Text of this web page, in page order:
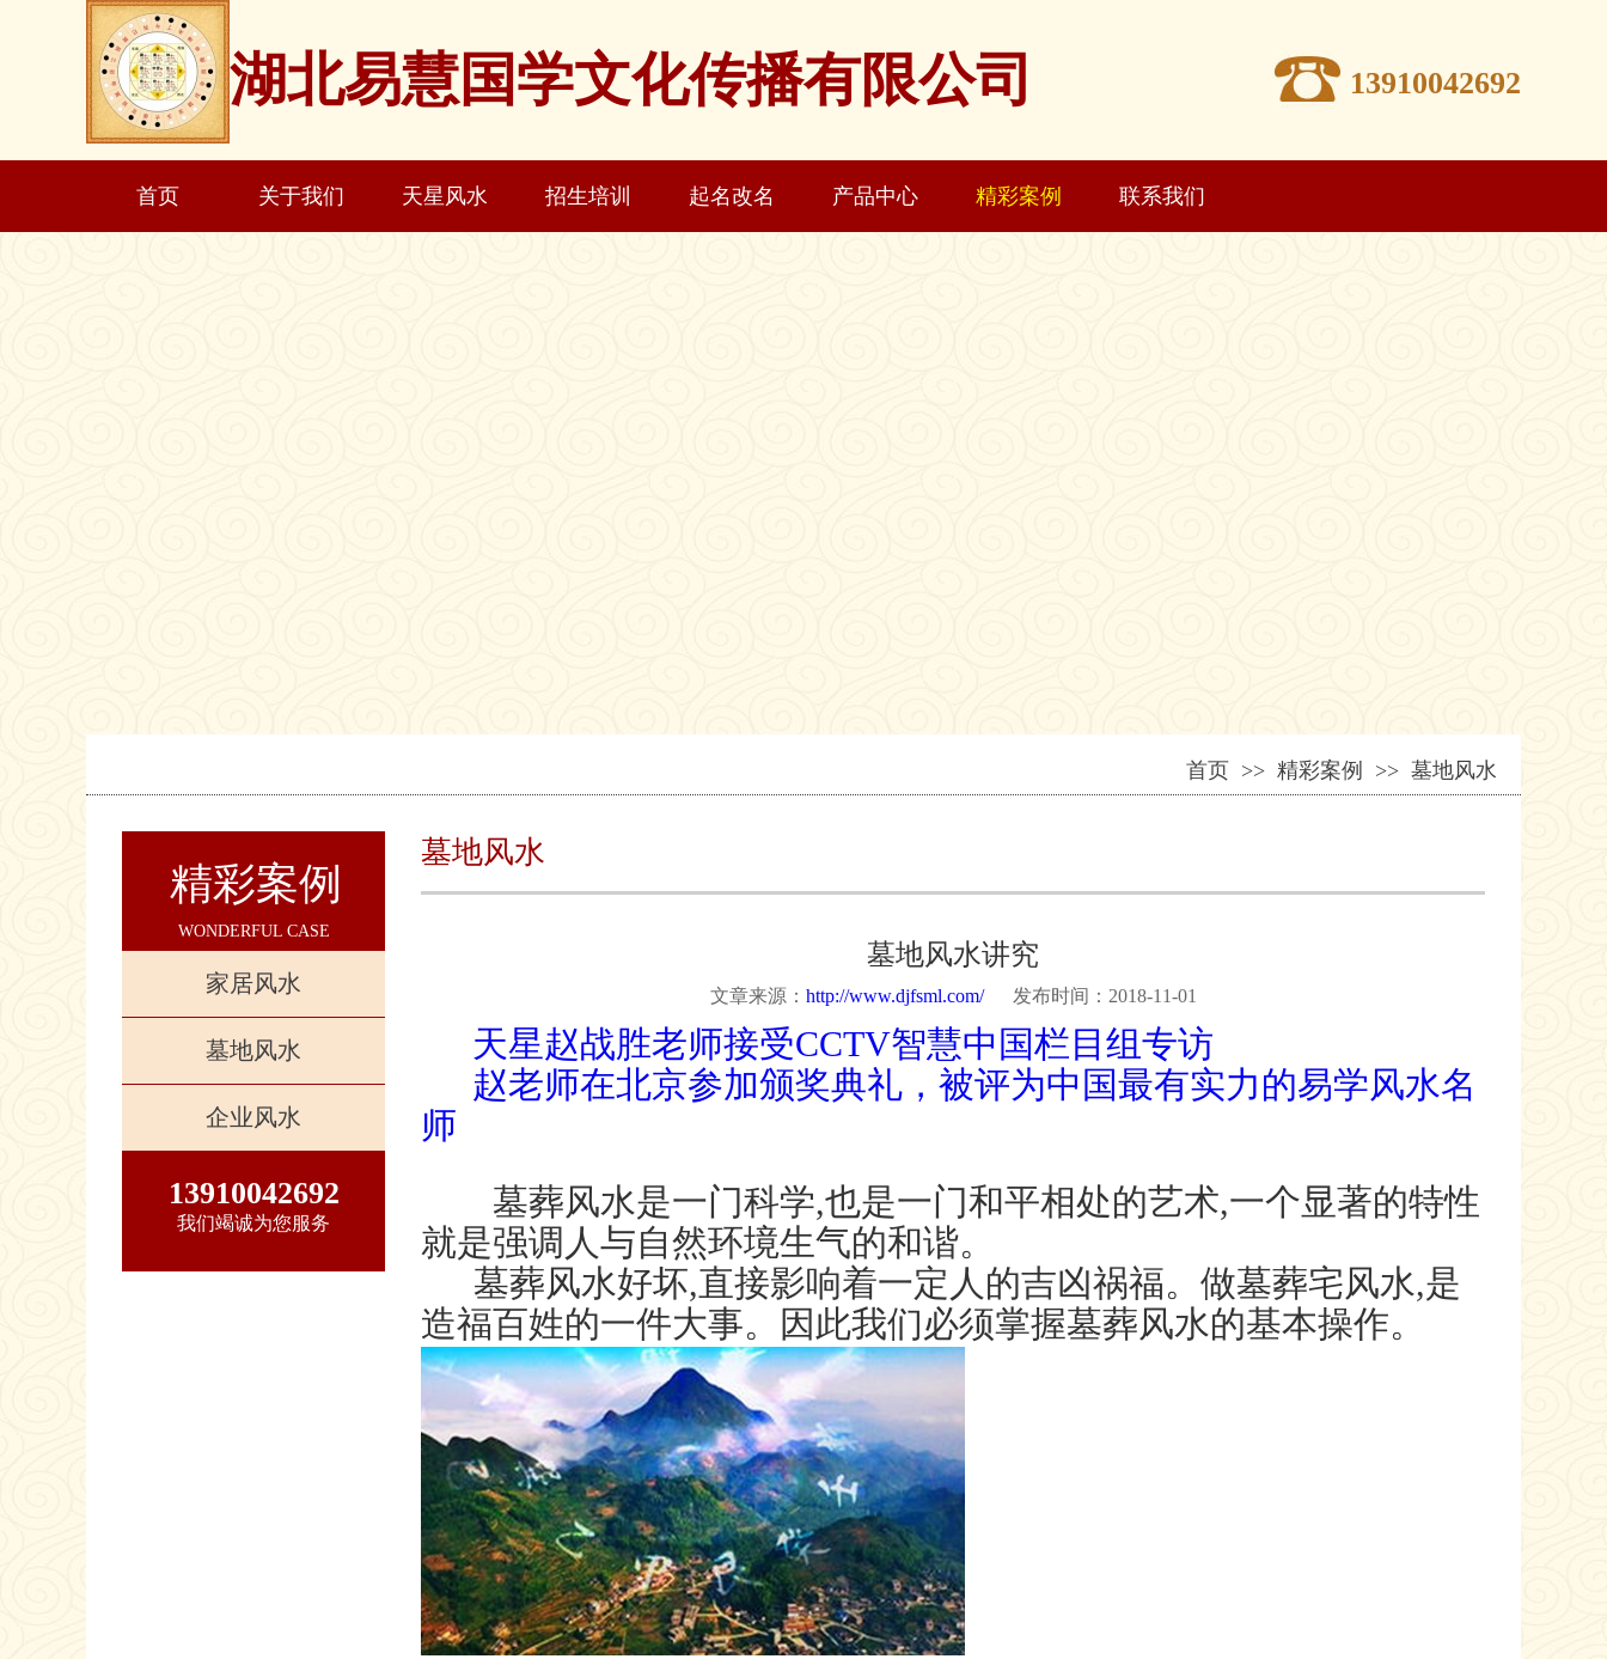
湖北易慧国学文化传播有限公司 13910042692
首页 关于我们 天星风水 招生培训 起名改名 产品中心 精彩案例 联系我们
首页 >> 精彩案例 >> 墓地风水
精彩案例
WONDERFUL CASE
家居风水
墓地风水
企业风水
13910042692
我们竭诚为您服务
墓地风水
墓地风水讲究
文章来源： http://www.djfsml.com/发布时间：2018-11-01
天星赵战胜老师接受CCTV智慧中国栏目组专访
赵老师在北京参加颁奖典礼，被评为中国最有实力的易学风水名
师
墓葬风水是一门科学,也是一门和平相处的艺术,一个显著的特性
就是强调人与自然环境生气的和谐。
墓葬风水好坏,直接影响着一定人的吉凶祸福。做墓葬宅风水,是
造福百姓的一件大事。因此我们必须掌握墓葬风水的基本操作。